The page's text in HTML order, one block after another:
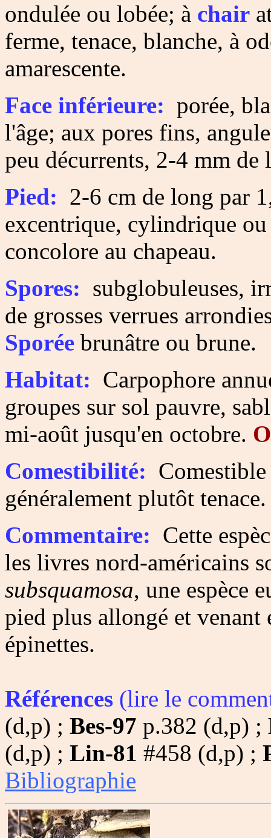
ondulée ou lobée; à chair
ferme, tenace, blanche, à
amarescente.
Face inférieure: porée,
l'âge; aux pores fins,
peu décurrents, 2-4 mm de
Pied: 2-6 cm de long par
excentrique, cylindrique
concolore au chapeau.
Spores: subglobuleuses,
de grosses verrues
Sporée brunâtre ou brune.
Habitat: Carpophore
groupes sur sol pauvre,
mi-août jusqu'en octobre.
Comestibilité:
généralement plutôt tenace.
Commentaire: Cette
les livres nord-américains
subsquamosa, une espèce
pied plus allongé et venant
épinettes.
Références (lire le
(d,p) ; Bes-97 p.382 (d,p) ;
(d,p) ; Lin-81 #458 (d,p) ;
Bibliographie